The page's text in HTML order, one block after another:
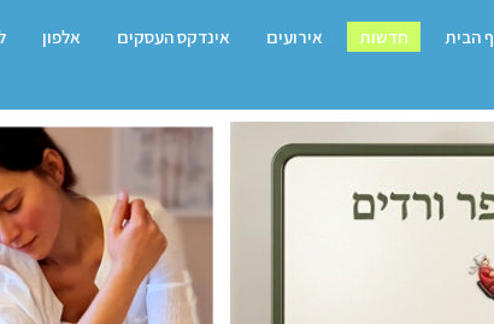
הבית חדשות אירועים אינדקס העסקים אלפון